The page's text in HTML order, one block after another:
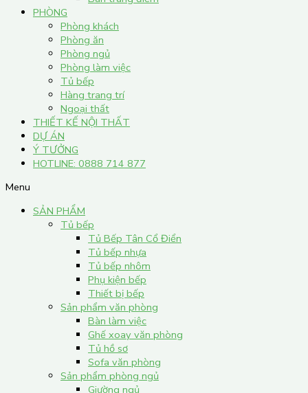
PHÒNG
Phòng khách
Phòng ăn
Phòng ngủ
Phòng làm việc
Tủ bếp
Hàng trang trí
Ngoại thất
THIẾT KẾ NỘI THẤT
DỰ ÁN
Ý TƯỞNG
HOTLINE: 0888 714 877
Menu
SẢN PHẨM
Tủ bếp
Tủ Bếp Tân Cổ Điển
Tủ bếp nhựa
Tủ bếp nhôm
Phụ kiện bếp
Thiết bị bếp
Sản phẩm văn phòng
Bàn làm việc
Ghế xoay văn phòng
Tủ hồ sơ
Sofa văn phòng
Sản phẩm phòng ngủ
Giường ngủ